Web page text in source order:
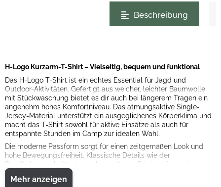
Beschreibung
H-Logo Kurzarm-T-Shirt – Vielseitig, bequem und funktional
Das H-Logo T-Shirt ist ein echtes Essential für Jagd und
Outdoor-Aktivitäten. Gefertigt aus weicher, leichter Baumwolle
mit Stückwaschung bietet es dir auch bei längerem Tragen ein
angenehm hohes Komfortniveau. Das atmungsaktive Single-
Jersey-Material unterstützt ein ausgeglichenes Körperklima und
macht das T-Shirt sowohl für aktive Einsätze als auch für
entspannte Stunden im Camp zur idealen Wahl.
Die moderne Passform sorgt für einen zeitgemäßen Look und
hohe Bewegungsfreiheit. Klassische Details wie der
Rundhalsausschnitt, ein markanter Logo-Print sowie ein dezentes
Logo-Etikett am Saum unterstreichen den funktionalen und
zugleich stilvollen Charakter dieses vielseitigen Shirts.
Mehr anzeigen